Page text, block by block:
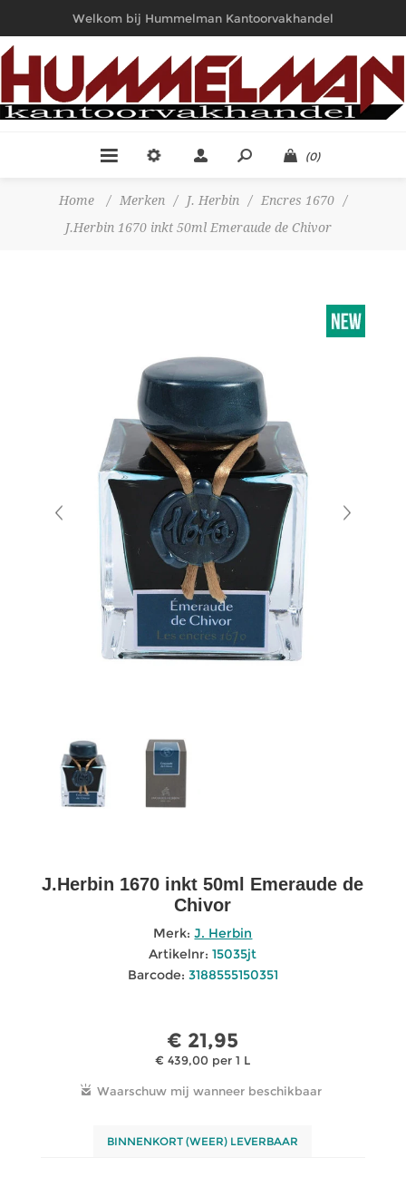
Welkom bij Hummelman Kantoorvakhandel
(0)
Home / Merken / J. Herbin / Encres 1670
/
J.Herbin 1670 inkt 50ml Emeraude de Chivor
J.Herbin 1670 inkt 50ml Emeraude de
Chivor
Merk: J. Herbin
Artikelnr: 15035jt
Barcode: 3188555150351
€ 21,95
€ 439,00 per 1 L
BINNENKORT (WEER) LEVERBAAR